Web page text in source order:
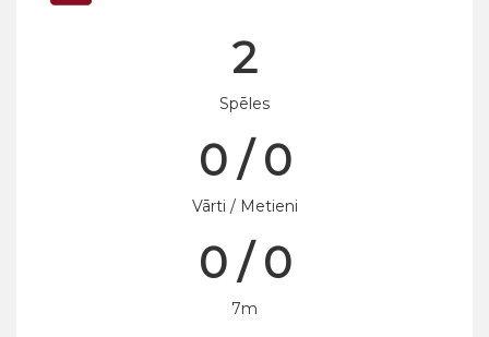
2
Spēles
0 / 0
Vārti / Metieni
0 / 0
7m